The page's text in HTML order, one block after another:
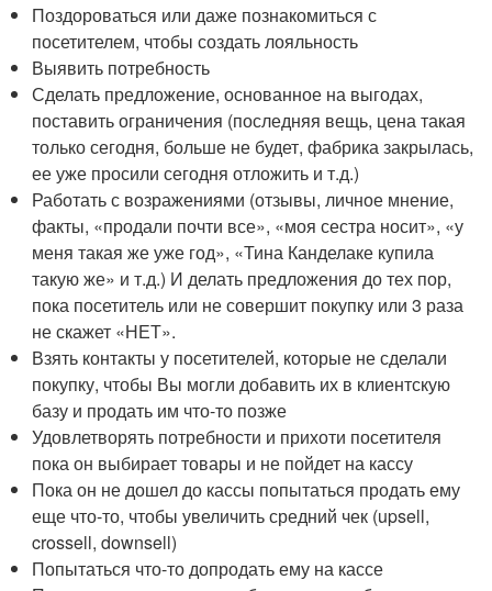
Поздороваться или даже познакомиться с
посетителем, чтобы создать лояльность
Выявить потребность
Сделать предложение, основанное на выгодах,
поставить ограничения (последняя вещь, цена такая
только сегодня, больше не будет, фабрика закрылась,
ее уже просили сегодня отложить и т.д.)
Работать с возражениями (отзывы, личное мнение,
факты, «продали почти все», «моя сестра носит», «у
меня такая же уже год», «Тина Канделаке купила
такую же» и т.д.) И делать предложения до тех пор,
пока посетитель или не совершит покупку или 3 раза
не скажет «НЕТ».
Взять контакты у посетителей, которые не сделали
покупку, чтобы Вы могли добавить их в клиентскую
базу и продать им что-то позже
Удовлетворять потребности и прихоти посетителя
пока он выбирает товары и не пойдет на кассу
Пока он не дошел до кассы попытаться продать ему
еще что-то, чтобы увеличить средний чек (upsell,
crossell, downsell)
Попытаться что-то допродать ему на кассе